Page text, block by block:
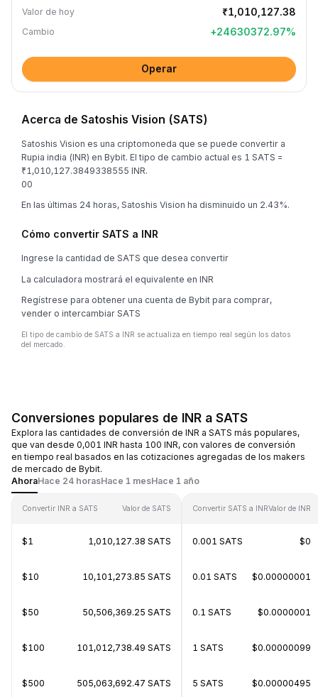
Valor de hoy ₹1,010,127.38
Cambio +24630372.97%
Operar
Acerca de Satoshis Vision (SATS)
Satoshis Vision es una criptomoneda que se puede convertir a
Rupia india (INR) en Bybit. El tipo de cambio actual es 1 SATS =
₹1,010,127.3849338555 INR.
00
En las últimas 24 horas, Satoshis Vision ha disminuido un 2.43%.
Cómo convertir SATS a INR
Ingrese la cantidad de SATS que desea convertir
La calculadora mostrará el equivalente en INR
Regístrese para obtener una cuenta de Bybit para comprar,
vender o intercambiar SATS
El tipo de cambio de SATS a INR se actualiza en tiempo real según los datos
del mercado.
Conversiones populares de INR a SATS
Explora las cantidades de conversión de INR a SATS más populares,
que van desde 0,001 INR hasta 100 INR, con valores de conversión
en tiempo real basados en las cotizaciones agregadas de los makers
de mercado de Bybit.
AhoraHace 24 horasHace 1 mesHace 1 año
Convertir INR a SATS Valor de SATS
$1 1,010,127.38 SATS
$10 10,101,273.85 SATS
$50 50,506,369.25 SATS
$100 101,012,738.49 SATS
$500 505,063,692.47 SATS
Convertir SATS a INRValor de INR
0.001 SATS $0
0.01 SATS $0.00000001
0.1 SATS $0.0000001
1 SATS $0.00000099
5 SATS $0.00000495